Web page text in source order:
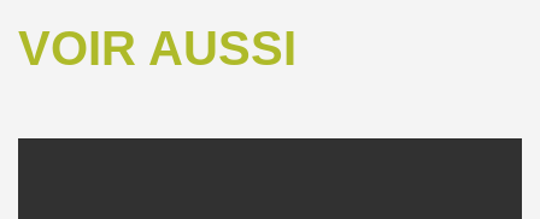
VOIR AUSSI